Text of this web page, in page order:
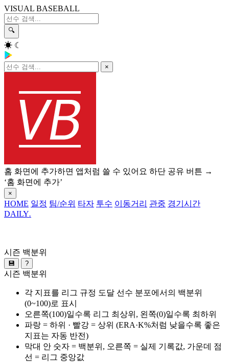
VISUAL BASEBALL
🔍
☀ ☾
×
홈 화면에 추가하면 앱처럼 쓸 수 있어요 하단 공유 버튼 →
‘홈 화면에 추가’
×
HOME 일정 팀/순위 타자 투수 이동거리 관중 경기시간
DAILY.
시즌 백분위
💾 ?
시즌 백분위
각 지표를 리그 규정 도달 선수 분포에서의 백분위
(0~100)로 표시
오른쪽(100)일수록 리그 최상위, 왼쪽(0)일수록 최하위
파랑 = 하위 · 빨강 = 상위 (ERA·K%처럼 낮을수록 좋은
지표는 자동 반전)
막대 안 숫자 = 백분위, 오른쪽 = 실제 기록값, 가운데 점
선 = 리그 중앙값